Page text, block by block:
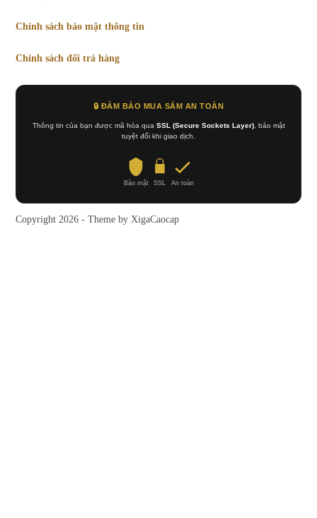
Chính sách bảo mật thông tin
Chính sách đổi trả hàng
🔒 ĐẢM BẢO MUA SẮM AN TOÀN
Thông tin của bạn được mã hóa qua SSL (Secure Sockets Layer), bảo mật
tuyệt đối khi giao dịch.
Bảo mật SSL An toàn
Copyright 2026 - Theme by XigaCaocap